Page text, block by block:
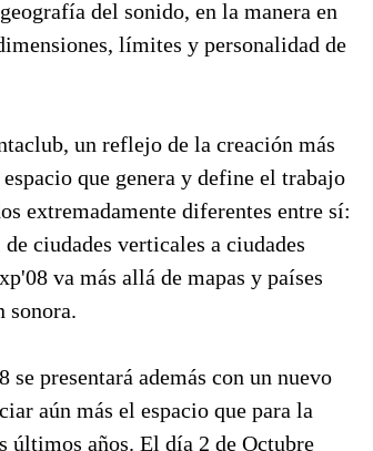
del sonido, en la manera en
límites y personalidad de
un reflejo de la creación más
que genera y define el trabajo
extremadamente diferentes entre sí:
ciudades verticales a ciudades
va más allá de mapas y países
sonora.
presentará además con un nuevo
aún más el espacio que para la
últimos años. El día 2 de Octubre